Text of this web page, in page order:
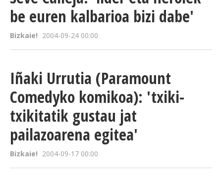
be euren kalbarioa bizi dabe'
Bizkaie! 2004-09-24 00:00
Iñaki Urrutia (Paramount
Comedyko komikoa): 'txiki-
txikitatik gustau jat
pailazoarena egitea'
Bizkaie! 2004-09-17 00:00